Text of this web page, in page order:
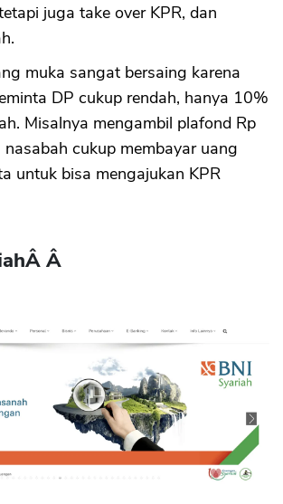
juga take over KPR, dan
muka sangat bersaing karena
DP cukup rendah, hanya 10%
Misalnya mengambil plafond Rp
cukup membayar uang
untuk bisa mengajukan KPR
Â Â